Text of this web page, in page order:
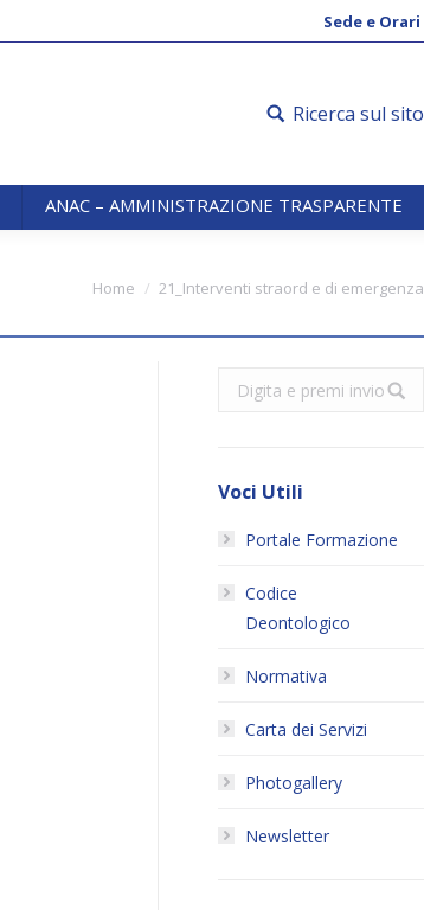
Sede e Orari
Ricerca sul sito
ANAC – AMMINISTRAZIONE TRASPARENTE
Home 21_Interventi straord e di emergenza
Search:
Voci Utili
Portale Formazione
Codice
Deontologico
Normativa
Carta dei Servizi
Photogallery
Newsletter
ANAC – AMMINISTRAZIONE TRASPARENTE